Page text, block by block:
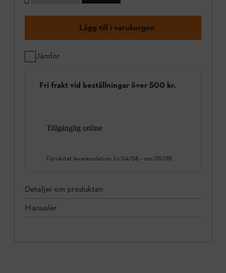
Lägg till i varukorgen
Jämför
Fri frakt vid beställningar över 500 kr.
Tillgänglig online
Förväntat leveransdatum: tis 04/08 - ons 05/08
Detaljer om produkten
Manualer